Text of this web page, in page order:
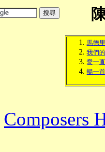
馬德
我們
愛一
暢一
Composers